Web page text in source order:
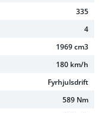
335
4
1969 cm3
180 km/h
Fyrhjulsdrift
589 Nm